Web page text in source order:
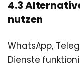
4.3
nutzen
WhatsApp,
Dienste